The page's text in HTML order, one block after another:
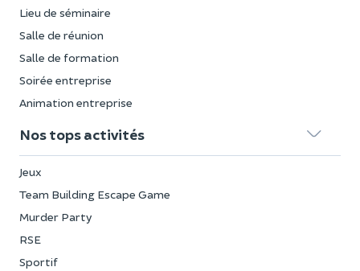
Lieu de séminaire
Salle de réunion
Salle de formation
Soirée entreprise
Animation entreprise
Nos tops activités
Jeux
Team Building Escape Game
Murder Party
RSE
Sportif